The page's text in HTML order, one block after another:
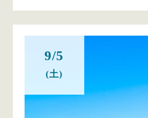
9/5
(土)